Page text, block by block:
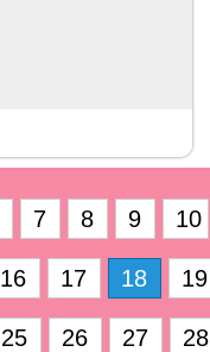
7 8 9 10
16 17 18 19
25 26 27 28